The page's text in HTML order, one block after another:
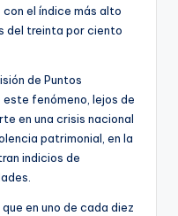
el índice más alto
del treinta por ciento
de Puntos
fenómeno, lejos de
en una crisis nacional
patrimonial, en la
indicios de
en uno de cada diez